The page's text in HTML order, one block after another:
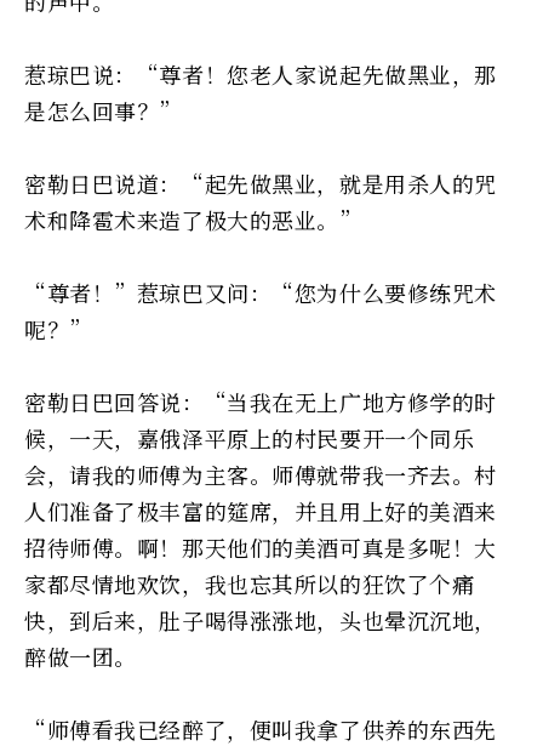
惹琼巴说：“尊者！您老人家说起先做黑业，那
是怎么回事？”
密勒日巴说道：“起先做黑业，就是用杀人的咒
术和降雹术来造了极大的恶业。”
“尊者！”惹琼巴又问：“您为什么要修练咒术
呢？”
密勒日巴回答说：“当我在无上广地方修学的时
候，一天，嘉俄泽平原上的村民要开一个同乐
会，请我的师傅为主客。师傅就带我一齐去。村
人们准备了极丰富的筵席，并且用上好的美酒来
招待师傅。啊！那天他们的美酒可真是多呢！大
家都尽情地欢饮，我也忘其所以的狂饮了个痛
快，到后来，肚子喝得涨涨地，头也晕沉沉地，
醉做一团。
“师傅看我已经醉了，便叫我拿了供养的东西先